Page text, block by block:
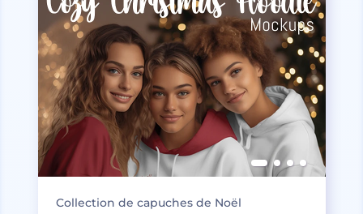
Collection de capuches de Noël